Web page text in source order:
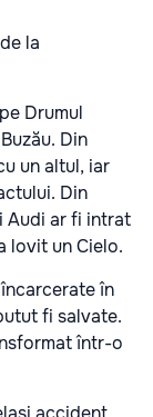
la
Drumul
Din
un altul, iar
Din
Audi ar fi intrat
lovit un Cielo.
în
fi salvate.
într-o